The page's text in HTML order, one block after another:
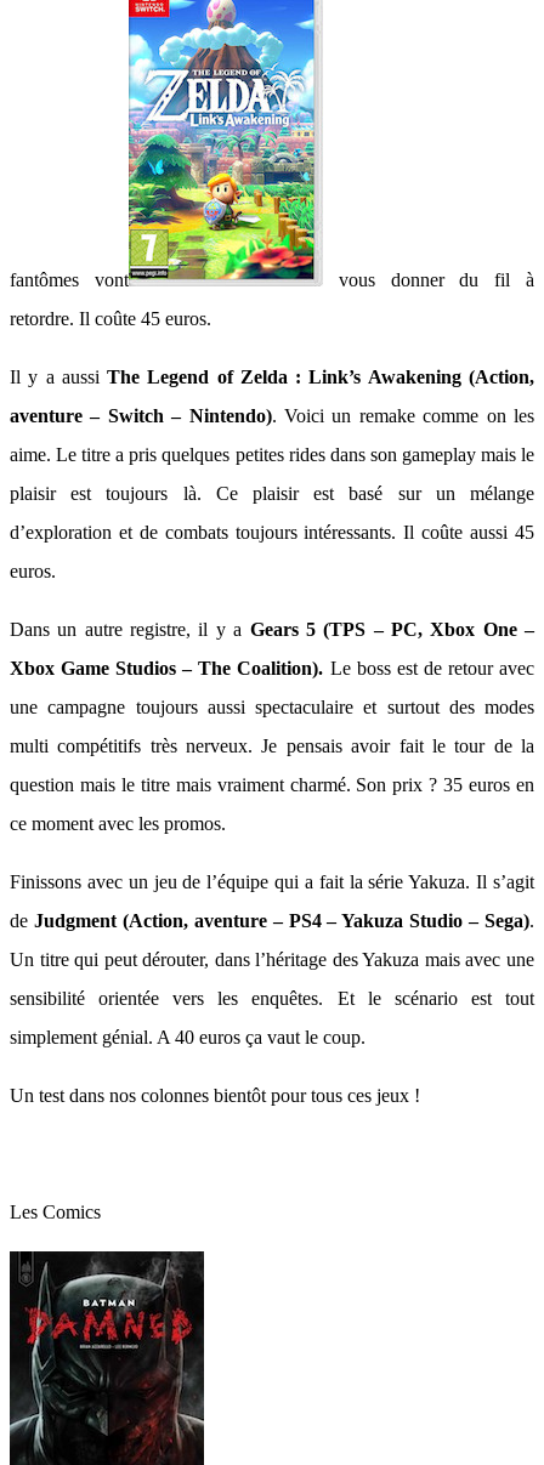
fantômes vont
vous donner du fil à
retordre. Il coûte 45 euros.
Il y a aussiThe Legend of Zelda : Link’s Awakening (Action,
aventure – Switch – Nintendo). Voici un remake comme on les
aime. Le titre a pris quelques petites rides dans son gameplay mais le
plaisir est toujours là. Ce plaisir est basé sur un mélange
d’exploration et de combats toujours intéressants. Il coûte aussi 45
euros.
Dans un autre registre, il y a Gears 5 (TPS – PC, Xbox One –
Xbox Game Studios – The Coalition). Le boss est de retour avec
une campagne toujours aussi spectaculaire et surtout des modes
multi compétitifs très nerveux. Je pensais avoir fait le tour de la
question mais le titre mais vraiment charmé. Son prix ? 35 euros en
ce moment avec les promos.
Finissons avec un jeu de l’équipe qui a fait la série Yakuza. Il s’agit
de Judgment (Action, aventure – PS4 – Yakuza Studio – Sega).
Un titre qui peut dérouter, dans l’héritage des Yakuza mais avec une
sensibilité orientée vers les enquêtes. Et le scénario est tout
simplement génial. A 40 euros ça vaut le coup.
Un test dans nos colonnes bientôt pour tous ces jeux !
Les Comics